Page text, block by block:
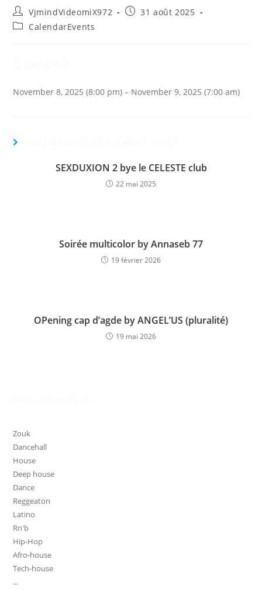
Auteur/autrice
de
la
VjmindVideomiX972
Publication
31 août 2025
PostCalendarEvents
November 8, 2025 (8:00 pm) – November 9, 2025 (7:00 am)
SEXDUXION 2 bye le CELESTE club
22 mai 2025
Soirée multicolor by Annaseb 77
19 février 2026
OPening cap d’agde by ANGEL’US (pluralité)
19 mai 2026
Zouk
Dancehall
House
Deep house
Dance
Reggeaton
Latino
Rn'b
Hip-Hop
Afro-house
Tech-house
...